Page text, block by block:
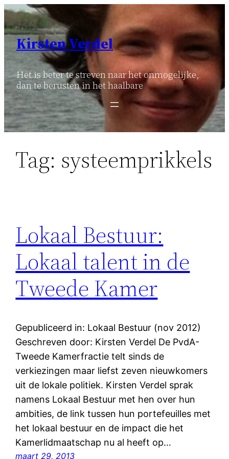
Ga
naar
inhoud
Kirsten Verdel
Het is beter te streven naar het onmogelijke,
dan te berusten in het haalbare
Tag: systeemprikkels
Lokaal Bestuur:
Lokaal talent in de
Tweede Kamer
Gepubliceerd in: Lokaal Bestuur (nov 2012)
Geschreven door: Kirsten Verdel De PvdA-
Tweede Kamerfractie telt sinds de
verkiezingen maar liefst zeven nieuwkomers
uit de lokale politiek. Kirsten Verdel sprak
namens Lokaal Bestuur met hen over hun
ambities, de link tussen hun portefeuilles met
het lokaal bestuur en de impact die het
Kamerlidmaatschap nu al heeft op…
maart 29, 2013